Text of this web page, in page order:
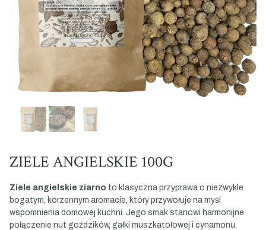
ZIELE ANGIELSKIE 100G
Ziele angielskie ziarno to klasyczna przyprawa o niezwykle
bogatym, korzennym aromacie, który przywołuje na myśl
wspomnienia domowej kuchni. Jego smak stanowi harmonijne
połączenie nut goździków, gałki muszkatołowej i cynamonu,